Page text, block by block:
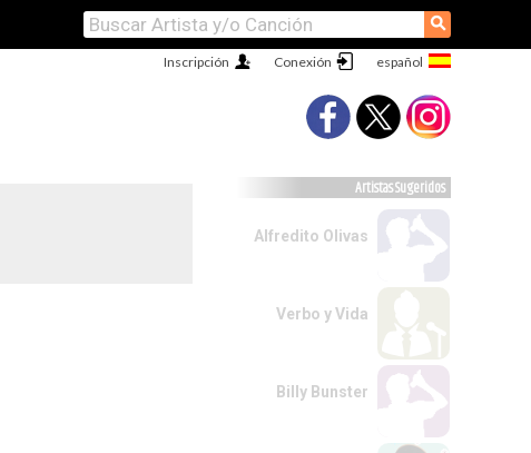
⚲
Conexión
Inscripción
Artistas Sugeridos
Alfredito Olivas
Verbo y Vida
Billy Bunster